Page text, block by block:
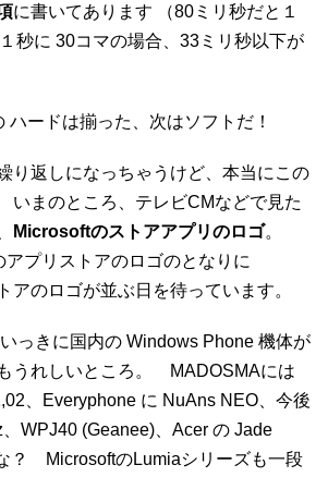
に書いてあります （80ミリ秒だと１
秒に 30コマの場合、33ミリ秒以下が
ハードは揃った、次はソフトだ！
り返しになっちゃうけど、本当にこの
まのところ、テレビCMなどで見た
Microsoftのストアアプリのロゴ。
プリストアのロゴのとなりに
アのロゴが並ぶ日を待っています。
っきに国内の Windows Phone 機体が
うれしいところ。 MADOSMAには
、Everyphone に NuAns NEO、今後
WPJ40 (Geanee)、Acer の Jade
？ MicrosoftのLumiaシリーズも一段